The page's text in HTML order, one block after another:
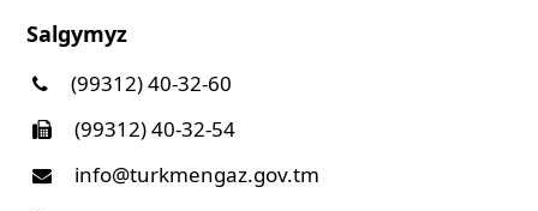
Salgymyz
(99312) 40-32-60
(99312) 40-32-54
info@turkmengaz.gov.tm